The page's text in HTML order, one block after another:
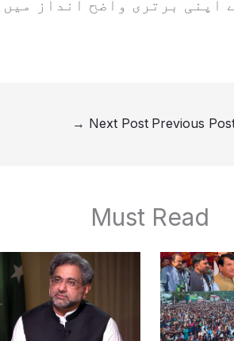
اپنی برتری واضح انداز میں
Next Post
→
Must Read